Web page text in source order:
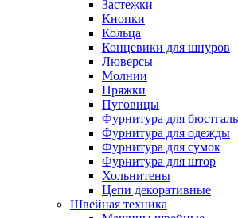
Застежки
Кнопки
Кольца
Концевики для шнуров
Люверсы
Молнии
Пряжки
Пуговицы
Фурнитура для
Фурнитура для одежды
Фурнитура для сумок
Фурнитура для штор
Хольнитены
Цепи декоративные
Швейная техника